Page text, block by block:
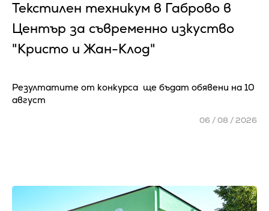
Текстилен техникум в Габрово в
Център за съвременно изкуство
"Кристо и Жан-Клод"
Резултатите от конкурса ще бъдат обявени на 10
август
06 / 08 / 2026